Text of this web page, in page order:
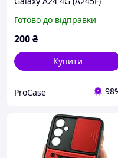
шторкою для камери
Готово до відправки
200₴
Купити
ProCase